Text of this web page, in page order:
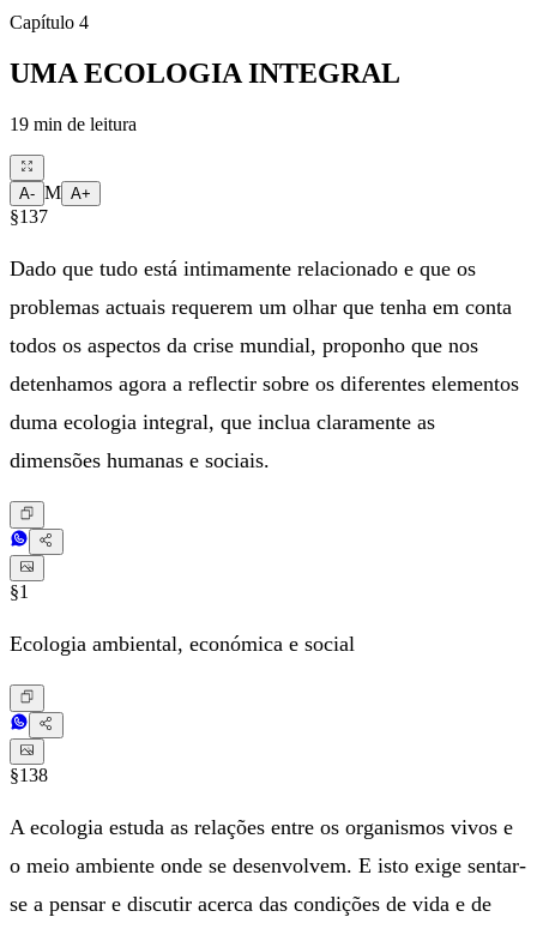
Capítulo 4
UMA ECOLOGIA INTEGRAL
19 min de leitura
A- M A+
§137
Dado que tudo está intimamente relacionado e que os
problemas actuais requerem um olhar que tenha em conta
todos os aspectos da crise mundial, proponho que nos
detenhamos agora a reflectir sobre os diferentes elementos
duma ecologia integral, que inclua claramente as
dimensões humanas e sociais.
§1
Ecologia ambiental, económica e social
§138
A ecologia estuda as relações entre os organismos vivos e
o meio ambiente onde se desenvolvem. E isto exige sentar-
se a pensar e discutir acerca das condições de vida e de